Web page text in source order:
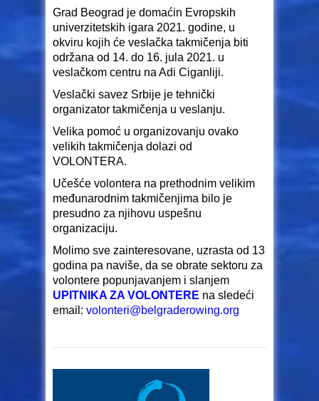
Grad Beograd je domaćin Evropskih
univerzitetskih igara 2021. godine, u
okviru kojih će veslačka takmičenja biti
održana od 14. do 16. jula 2021. u
veslačkom centru na Adi Ciganliji.
Veslački savez Srbije je tehnički
organizator takmičenja u veslanju.
Velika pomoć u organizovanju ovako
velikih takmičenja dolazi od
VOLONTERA.
Učešće volontera na prethodnim velikim
međunarodnim takmičenjima bilo je
presudno za njihovu uspešnu
organizaciju.
Molimo sve zainteresovane, uzrasta od 13
godina pa naviše, da se obrate sektoru za
volontere popunjavanjem i slanjem
UPITNIKA ZA VOLONTERE na sledeći
email: volonteri@belgraderowing.org